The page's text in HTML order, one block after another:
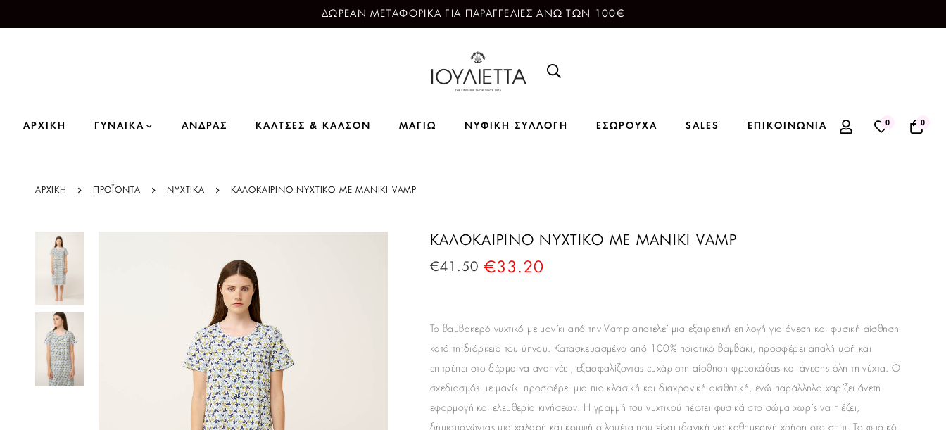
ΔΩΡΕΑΝ ΜΕΤΑΦΟΡΙΚΑ ΓΙΑ ΠΑΡΑΓΓΕΛΙΕΣ ΑΝΩ ΤΩΝ 100€
ΑΡΧΙΚΗ ΓΥΝΑΙΚΑ ΑΝΔΡΑΣ ΚΑΛΤΣΕΣ & ΚΑΛΣΟΝ ΜΑΓΙΩ ΝΥΦΙΚΗ ΣΥΛΛΟΓΗ ΕΣΩΡΟΥΧΑ SALES ΕΠΙΚΟΙΝΩΝΙΑ 0 0
ΑΡΧΙΚΗ ΠΡΟΪΌΝΤΑ ΝΥΧΤΙΚΑ ΚΑΛΟΚΑΙΡΙΝΟ ΝΥΧΤΙΚΟ ΜΕ ΜΑΝΙΚΙ VAMP
ΚΑΛΟΚΑΙΡΙΝΟ ΝΥΧΤΙΚΟ ΜΕ ΜΑΝΙΚΙ VAMP
€41.50 €33.20
Το βαμβακερό νυχτικό με μανίκι από τηνVamp αποτελεί μια εξαιρετική επιλογή για άνεση και φυσική αίσθηση
κατά τη διάρκεια του ύπνου. Κατασκευασμένο από 100% ποιοτικό βαμβάκι, προσφέρει απαλή υφή και
επιτρέπει στο δέρμα να αναπνέει, εξασφαλίζοντας ευχάριστη αίσθηση φρεσκάδας και άνεσης όλη τη νύχτα. Ο
σχεδιασμός με μανίκι προσφέρει μια πιο κλασική και διαχρονική αισθητική, ενώ παράλληλα χαρίζει άνετη
εφαρμογή και ελευθερία κινήσεων. Η γραμμή του νυχτικού πέφτει φυσικά στο σώμα χωρίς να πιέζει,
δημιουργώντας μια χαλαρή και κομψή σιλουέτα που είναι ιδανική για καθημερινή χρήση στο σπίτι. Το φυσικό